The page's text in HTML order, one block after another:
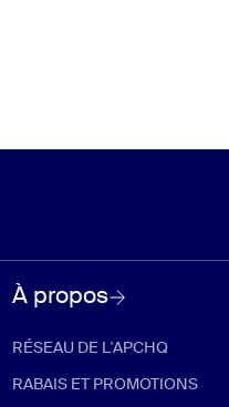
À propos
RÉSEAU DE L'APCHQ
RABAIS ET PROMOTIONS